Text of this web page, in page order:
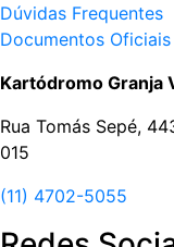
Dúvidas Frequentes
Documentos Oficiais
Kartódromo Granja
Rua Tomás Sepé,
015
(11) 4702-5055